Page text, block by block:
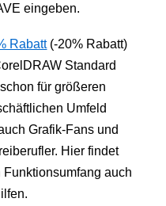
eingeben.
Rabatt(-20% Rabatt)
Standard
für größeren
Umfeld
Grafik-Fans und
Hier findet
auch